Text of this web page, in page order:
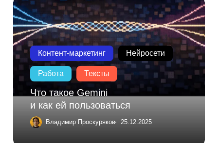
Контент-маркетинг Нейросети
Работа Тексты
Что такое Gemini
и как ей пользоваться
Владимир Проскуряков 25.12.2025